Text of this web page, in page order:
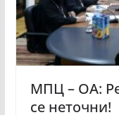
МПЦ – ОА:
се неточни!